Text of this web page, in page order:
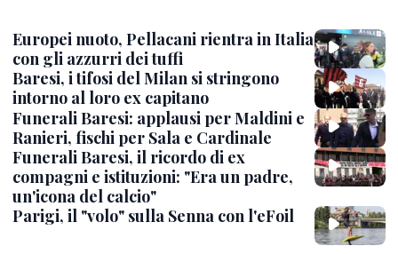
Europei nuoto, Pellacani rientra in Italia
con gli azzurri dei tuffi
Baresi, i tifosi del Milan si stringono
intorno al loro ex capitano
Funerali Baresi: applausi per Maldini e
Ranieri, fischi per Sala e Cardinale
Funerali Baresi, il ricordo di ex
compagni e istituzioni: "Era un padre,
un'icona del calcio"
Parigi, il "volo" sulla Senna con l'eFoil